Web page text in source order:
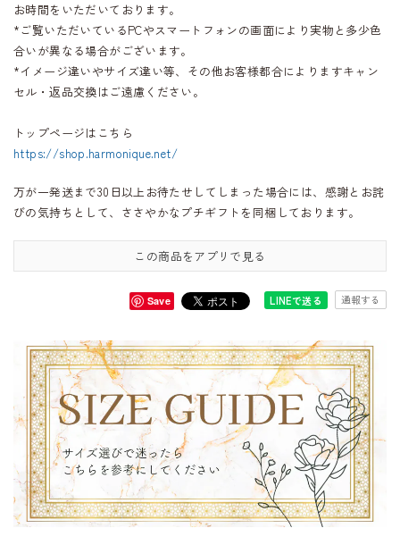
お時間をいただいております。
*ご覧いただいているPCやスマートフォンの画面により実物と多少色
合いが異なる場合がございます。
*イメージ違いやサイズ違い等、その他お客様都合によりますキャン
セル・返品交換はご遠慮ください。
トップページはこちら
https://shop.harmonique.net/
万が一発送まで30日以上お待たせしてしまった場合には、感謝とお詫
びの気持ちとして、ささやかなプチギフトを同梱しております。
この商品をアプリで見る
Save LINEで送る 通報する